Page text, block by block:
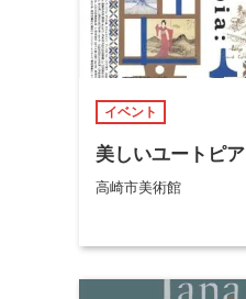
イベント
美しいユートピア
高崎市美術館